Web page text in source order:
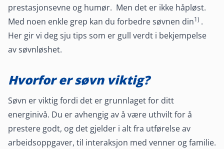
prestasjonsevne og humør. Men det er ikke håpløst.
Med noen enkle grep kan du forbedre søvnen din1) .
Her gir vi deg sju tips som er gull verdt i bekjempelse
av søvnløshet.
Hvorfor er søvn viktig?
Søvn er viktig fordi det er grunnlaget for ditt
energinivå. Du er avhengig av å være uthvilt for å
prestere godt, og det gjelder i alt fra utførelse av
arbeidsoppgaver, til interaksjon med venner og familie.